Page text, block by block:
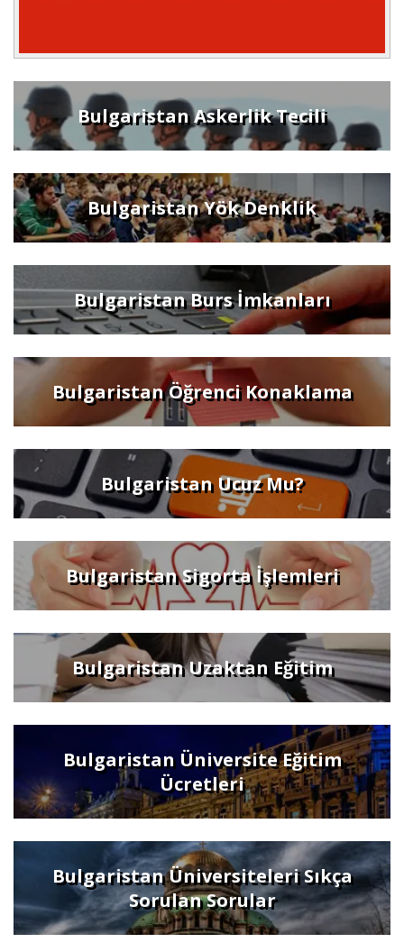
Bulgaristan Askerlik Tecili
Bulgaristan Yök Denklik
Bulgaristan Burs İmkanları
Bulgaristan Öğrenci Konaklama
Bulgaristan Ucuz Mu?
Bulgaristan Sigorta İşlemleri
Bulgaristan Uzaktan Eğitim
Bulgaristan Üniversite Eğitim
Ücretleri
Bulgaristan Üniversiteleri Sıkça
Sorulan Sorular